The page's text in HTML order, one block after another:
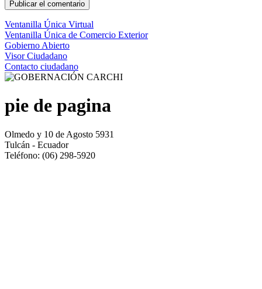
Ventanilla Única Virtual
Ventanilla Única de Comercio Exterior
Gobierno Abierto
Visor Ciudadano
Contacto ciudadano
pie de pagina
Olmedo y 10 de Agosto 5931
Tulcán - Ecuador
Teléfono: (06) 298-5920